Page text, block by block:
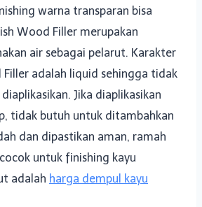
warna transparan bisa
Wood Filler merupakan
air sebagai pelarut. Karakter
adalah liquid sehingga tidak
Jika diaplikasikan
tidak butuh untuk ditambahkan
dan dipastikan aman, ramah
untuk finishing kayu
adalah harga dempul kayu